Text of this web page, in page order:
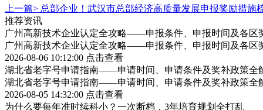
上一篇> 总部企业！武汉市总部经济高质量发展申报奖励措施
推荐资讯
广州高新技术企业认定全攻略——申报条件、申报时间及各区
广州高新技术企业认定全攻略——申报条件、申报时间及各区
2026-08-06 10:12:00 点击查看
湖北省老字号申请指南——申请时间、申请条件及奖补政策全
湖北省老字号申请指南——申请时间、申请条件及奖补政策全
2026-08-05 14:32:00 点击查看
为什么要每年准时续科小？一次断档，3年培育规划全打乱